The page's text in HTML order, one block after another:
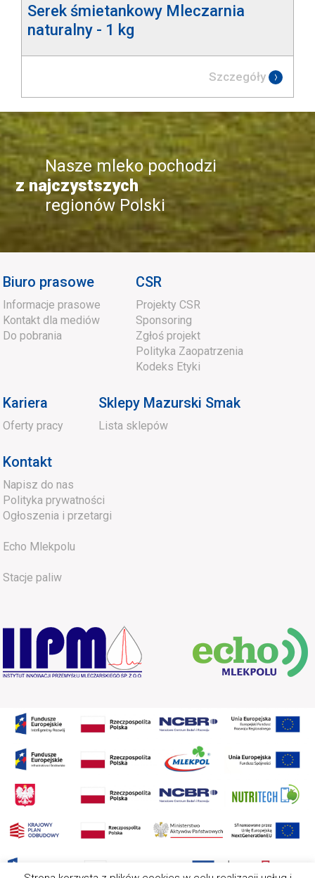
Serek śmietankowy Mleczarnia
naturalny - 1 kg
Szczegóły
Nasze mleko pochodzi
z najczystszych
regionów Polski
Biuro prasowe
Informacje prasowe
Kontakt dla mediów
Do pobrania
CSR
Projekty CSR
Sponsoring
Zgłoś projekt
Polityka Zaopatrzenia
Kodeks Etyki
Kariera
Oferty pracy
Sklepy Mazurski Smak
Lista sklepów
Kontakt
Napisz do nas
Polityka prywatności
Ogłoszenia i przetargi
Echo Mlekpolu
Stacje paliw